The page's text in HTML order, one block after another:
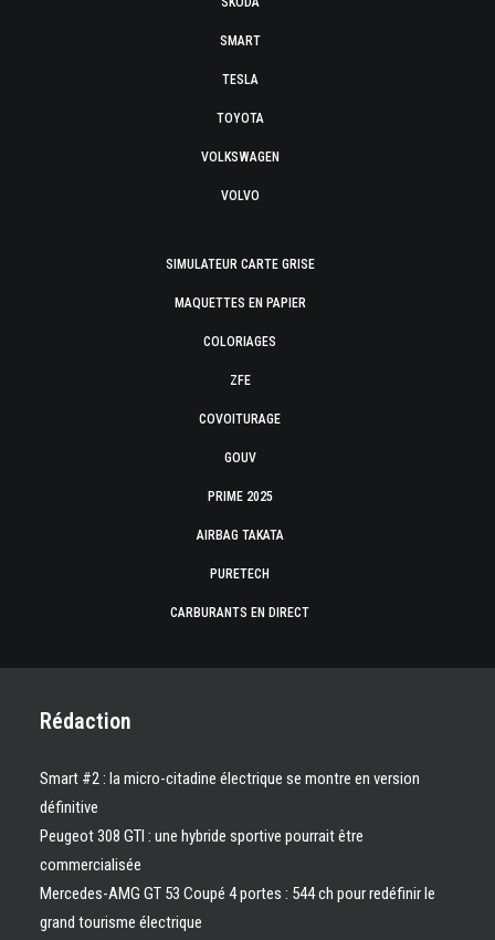
SMART
TESLA
TOYOTA
VOLKSWAGEN
VOLVO
SIMULATEUR CARTE GRISE
MAQUETTES EN PAPIER
COLORIAGES
ZFE
COVOITURAGE
GOUV
PRIME 2025
AIRBAG TAKATA
PURETECH
CARBURANTS EN DIRECT
Rédaction
Smart #2 : la micro-citadine électrique se montre en version
définitive
Peugeot 308 GTI : une hybride sportive pourrait être
commercialisée
Mercedes-AMG GT 53 Coupé 4 portes : 544 ch pour redéfinir le
grand tourisme électrique